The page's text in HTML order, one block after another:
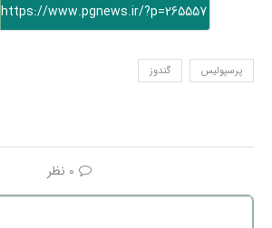
https://www.pgnews.ir/?p=265557
پرسپولیس گندوز
0 نظر